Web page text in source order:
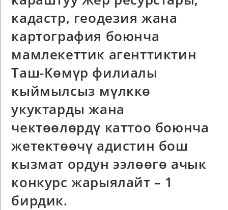
кадастр, геодезия жана
картография боюнча
мамлекеттик агенттиктин
Таш-Көмүр филиалы
кыймылсыз мүлккө
укуктарды жана
чектөөлөрдү каттоо боюнча
жетектөөчү адистин бош
кызмат ордун ээлөөгө ачык
конкурс жарыялайт – 1
бирдик.